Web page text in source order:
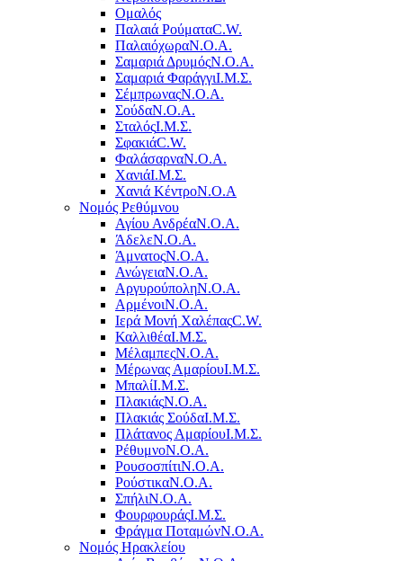
Ομαλός
Παλαιά ΡούματαC.W.
ΠαλαιόχωραΝ.Ο.Α.
Σαμαριά ΔρυμόςΝ.Ο.Α.
Σαμαριά ΦαράγγιΙ.Μ.Σ.
ΣέμπρωναςΝ.Ο.Α.
ΣούδαΝ.Ο.Α.
ΣταλόςΙ.Μ.Σ.
ΣφακιάC.W.
ΦαλάσαρναΝ.Ο.Α.
ΧανιάΙ.Μ.Σ.
Χανιά ΚέντροN.O.A
Νομός Ρεθύμνου
Αγίου ΑνδρέαΝ.Ο.Α.
ΆδελεΝ.Ο.Α.
ΆμνατοςΝ.Ο.Α.
ΑνώγειαΝ.Ο.Α.
ΑργυρούποληΝ.Ο.Α.
ΑρμένοιΝ.Ο.Α.
Ιερά Μονή ΧαλέπαςC.W.
ΚαλλιθέαΙ.Μ.Σ.
ΜέλαμπεςΝ.Ο.Α.
Μέρωνας ΑμαρίουΙ.Μ.Σ.
ΜπαλίΙ.Μ.Σ.
ΠλακιάςΝ.Ο.Α.
Πλακιάς ΣούδαΙ.Μ.Σ.
Πλάτανος ΑμαρίουΙ.Μ.Σ.
ΡέθυμνοΝ.Ο.Α.
ΡουσοσπίτιΝ.Ο.Α.
ΡούστικαΝ.Ο.Α.
ΣπήλιΝ.Ο.Α.
ΦουρφουράςΙ.Μ.Σ.
Φράγμα ΠοταμώνΝ.Ο.Α.
Νομός Ηρακλείου